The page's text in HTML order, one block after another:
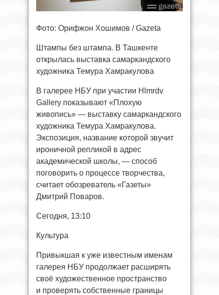
Фото: Орифжон Хошимов / Gazeta
Штампы без штампа. В Ташкенте
открылась выставка самаркандского
художника Темура Хамракулова
В галерее НБУ при участии Hlmrdv
Gallery показывают «Плохую
живопись» — выставку самаркандского
художника Темура Хамракулова.
Экспозиция, название которой звучит
ироничной репликой в адрес
академической школы, — способ
поговорить о процессе творчества,
считает обозреватель «Газеты»
Дмитрий Поваров.
Сегодня, 13:10
Культура
Привыкшая к уже известным именам
галерея НБУ продолжает расширять
своё художественное пространство
и проверять собственные границы